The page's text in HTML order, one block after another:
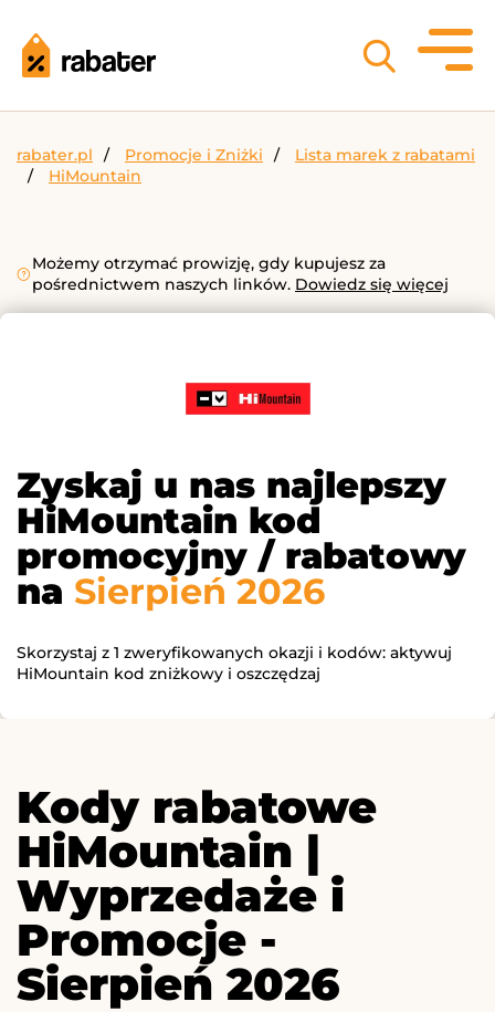
rabater.pl Promocje i Zniżki
Lista marek z rabatami
HiMountain
Możemy otrzymać prowizję, gdy kupujesz za
pośrednictwem naszych linków. Dowiedz się więcej
Zyskaj u nas najlepszy
HiMountain kod
promocyjny / rabatowy
na Sierpień 2026
Skorzystaj z 1 zweryfikowanych okazji i kodów: aktywuj
HiMountain kod zniżkowy i oszczędzaj
Kody rabatowe
HiMountain |
Wyprzedaże i
Promocje -
Sierpień 2026